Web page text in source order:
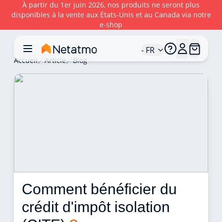
À partir du 1er juin 2026, nos produits ne seront plus
disponibles à la vente aux États‑Unis et au Canada via notre
e‑shop
- FR
Accueil Article Blog
Comment bénéficier du
crédit d'impôt isolation